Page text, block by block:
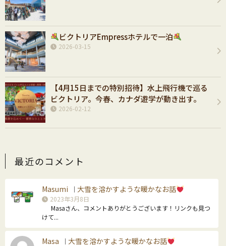
ビクトリアEmpressホテルで一泊
2026-03-15
【4月15日までの特別招待】水上飛行機で巡る
ビクトリア。今春、カナダ遊学が動き出す。
2026-02-12
最近のコメント
Masumi ｜ 大雪を溶かすような暖かなお話
2023年3月8日
Masaさん、コメントありがとうございます！リンクも見つ
けて...
Masa ｜ 大雪を溶かすような暖かなお話